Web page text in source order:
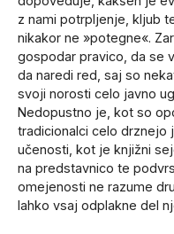
z nami potrpljenje, kljub
nikakor ne »potegne«.
gospodar pravico, da se
da naredi red, saj so
svoji norosti celo javno
Nedopustno je, kot so
tradicionalci celo drznejo
učenosti, kot je knjižni
na predstavnico te
omejenosti ne razume
lahko vsaj odplakne del